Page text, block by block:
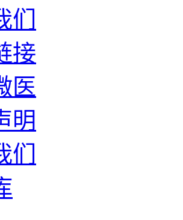
们
接
医
明
们